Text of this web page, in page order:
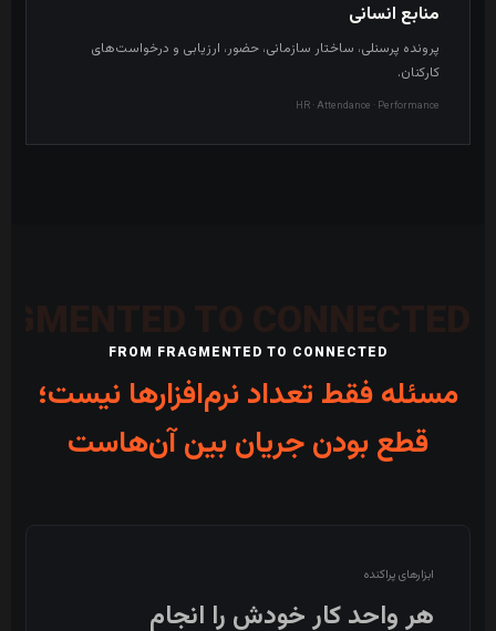
منابع انسانی
پرونده پرسنلی، ساختار سازمانی، حضور، ارزیابی و درخواست‌های
کارکنان.
HR · Attendance · Performance
FROM FRAGMENTED TO CONNECTED
مسئله فقط تعداد نرم‌افزارها نیست؛
قطع بودن جریان بین آن‌هاست
ابزارهای پراکنده
هر واحد کار خودش را انجام